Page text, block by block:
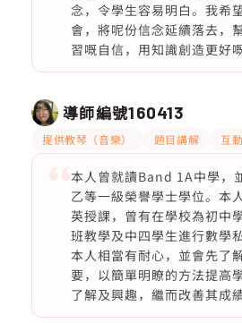
念，令學生容易明白。我希
會，將呢份信念延續落去，
習嘅自信，用知識創造更好
導師編號160413
提供教琴（音樂） 題目講解 互
本人曾就讀Band 1A中學，
乙等一級榮譽學士學位。本
英授課，曾有在學校為初中
班教學及中四學生進行數學
本人相當有耐心，並會先了
要，以簡單明瞭的方法提高
了解及興趣，繼而改善其成績